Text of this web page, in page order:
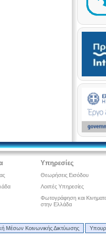
Υπηρεσίες
Θεωρήσεις Εισόδου
Λοιπές Υπηρεσίες
Φωτογράφηση και
στην Ελλάδα
Μέσων Κοινωνικής Δικτύωσης